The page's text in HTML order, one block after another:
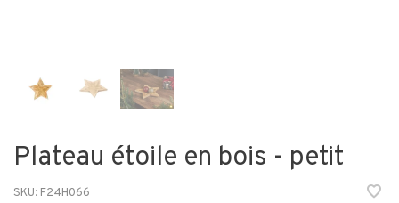
Plateau étoile en bois - petit
SKU: F24H066